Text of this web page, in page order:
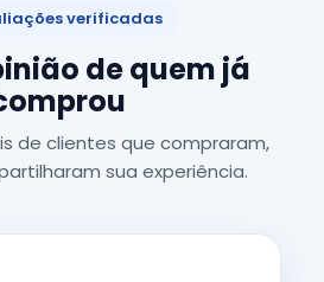
verificadas
de quem já
de clientes que compraram,
sua experiência.